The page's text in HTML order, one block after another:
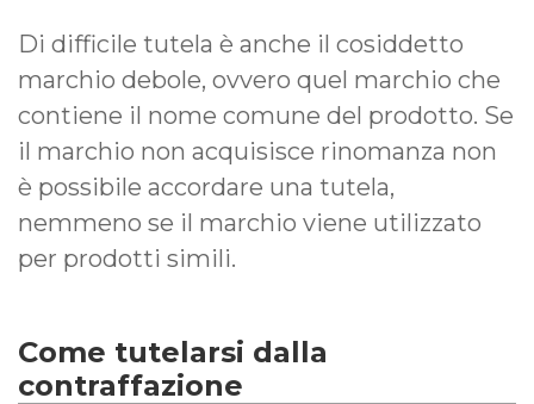
Di difficile tutela è anche il cosiddetto
marchio debole, ovvero quel marchio che
contiene il nome comune del prodotto. Se
il marchio non acquisisce rinomanza non
è possibile accordare una tutela,
nemmeno se il marchio viene utilizzato
per prodotti simili.
Come tutelarsi dalla
contraffazione